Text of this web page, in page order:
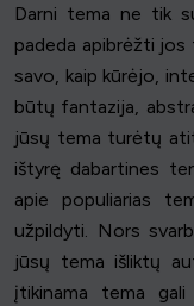
Darni tema ne tik
padeda apibrėžti jos
savo, kaip kūrėjo,
būtų fantazija,
jūsų tema turėtų
ištyrę dabartines
apie populiarias
užpildyti. Nors
jūsų tema išliktų
įtikinama tema